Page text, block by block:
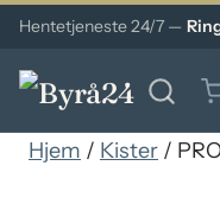
Hentetjeneste 24/7 —
Hjem / Kister /